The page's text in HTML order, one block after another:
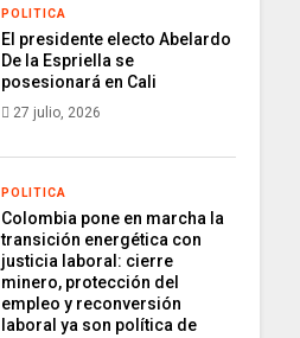
POLITICA
El presidente electo Abelardo
De la Espriella se
posesionará en Cali
27 julio, 2026
POLITICA
Colombia pone en marcha la
transición energética con
justicia laboral: cierre
minero, protección del
empleo y reconversión
laboral ya son política de